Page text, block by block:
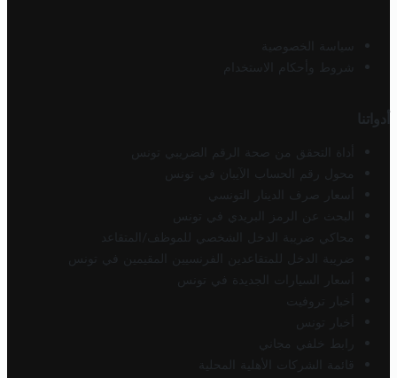
سياسة الخصوصية
شروط وأحكام الاستخدام
أدواتنا
أداة التحقق من صحة الرقم الضريبي تونس
محول رقم الحساب الآيبان في تونس
أسعار صرف الدينار التونسي
البحث عن الرمز البريدي في تونس
محاكي ضريبة الدخل الشخصي للموظف/المتقاعد
ضريبة الدخل للمتقاعدين الفرنسيين المقيمين في تونس
أسعار السيارات الجديدة في تونس
أخبار تروفيت
أخبار تونس
رابط خلفي مجاني
قائمة الشركات الأهلية المحلية